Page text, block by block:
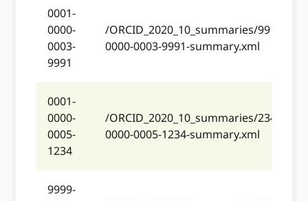
0001-
0000-
0003-
9991
/ORCID_2020_10_summaries/991/
0000-0003-9991-summary.xml
0001-
0000-
0005-
1234
/ORCID_2020_10_summaries/234/
0000-0005-1234-summary.xml
9999-